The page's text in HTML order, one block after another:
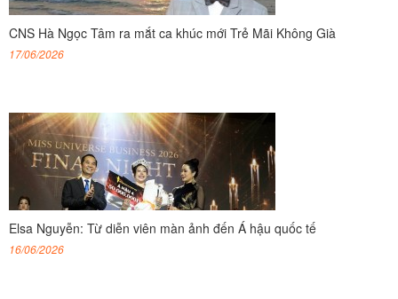
CNS Hà Ngọc Tâm ra mắt ca khúc mới Trẻ Mãi Không Già
17/06/2026
Elsa Nguyễn: Từ diễn viên màn ảnh đến Á hậu quốc tế
16/06/2026